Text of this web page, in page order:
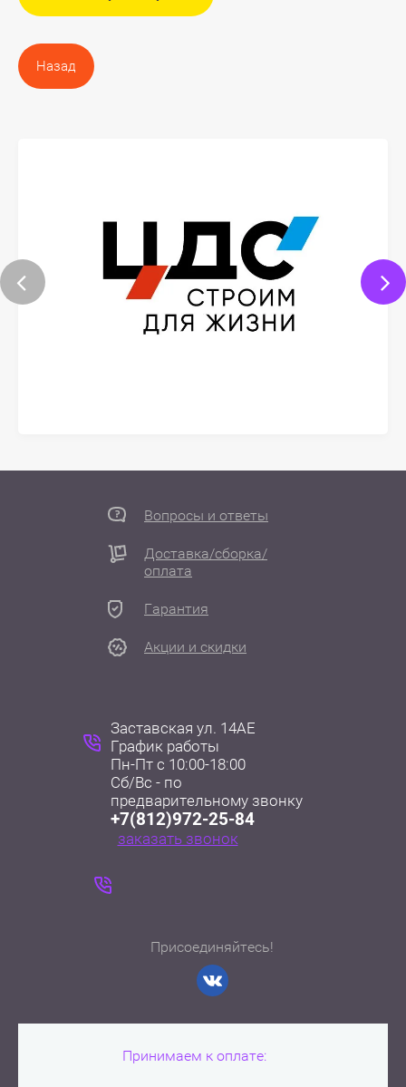
Назад
Вопросы и ответы
Доставка/сборка/
оплата
Гарантия
Акции и скидки
Заставская ул. 14АЕ
График работы
Пн-Пт с 10:00-18:00
Сб/Вс - по
предварительному звонку
+7(812)972-25-84
заказать звонок
Присоединяйтесь!
Принимаем к оплате: